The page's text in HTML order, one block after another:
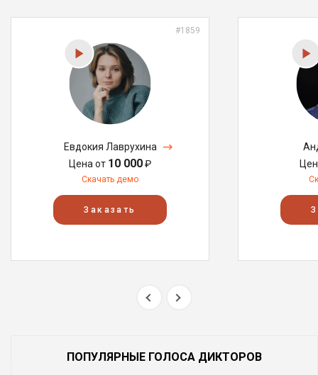
#1859
Евдокия Лаврухина
Цена от 10 000₽
Скачать демо
Заказать
ПОПУЛЯРНЫЕ ГОЛОСА ДИКТОРОВ